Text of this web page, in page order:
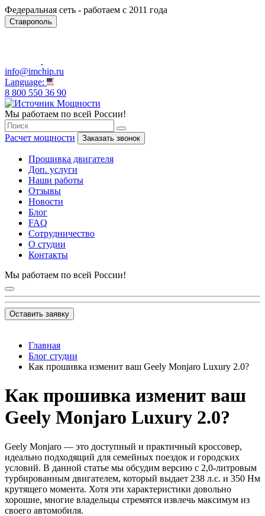
Федеральная сеть - работаем с 2011 года
Ставрополь
info@imchip.ru
Language:
8 800 550 36 90
Мы работаем по всей России!
Расчет мощности Заказать звонок
Прошивка двигателя
Доп. услуги
Наши работы
Отзывы
Новости
Блог
FAQ
Сотрудничество
О студии
Контакты
Мы работаем по всей России!
Оставить заявку
Главная
Блог студии
Как прошивка изменит ваш Geely Monjaro Luxury 2.0?
Как прошивка изменит ваш
Geely Monjaro Luxury 2.0?
Geely Monjaro — это доступный и практичный кроссовер,
идеально подходящий для семейных поездок и городских
условий. В данной статье мы обсудим версию с 2,0-литровым
турбированным двигателем, который выдает 238 л.с. и 350 Нм
крутящего момента. Хотя эти характеристики довольно
хорошие, многие владельцы стремятся извлечь максимум из
своего автомобиля.